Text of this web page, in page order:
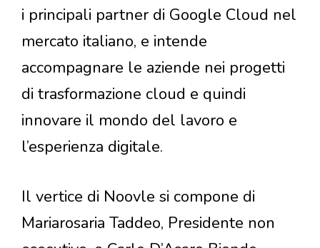
i principali partner di Google Cloud nel
mercato italiano, e intende
accompagnare le aziende nei progetti
di trasformazione cloud e quindi
innovare il mondo del lavoro e
l’esperienza digitale.
Il vertice di Noovle si compone di
Mariarosaria Taddeo, Presidente non